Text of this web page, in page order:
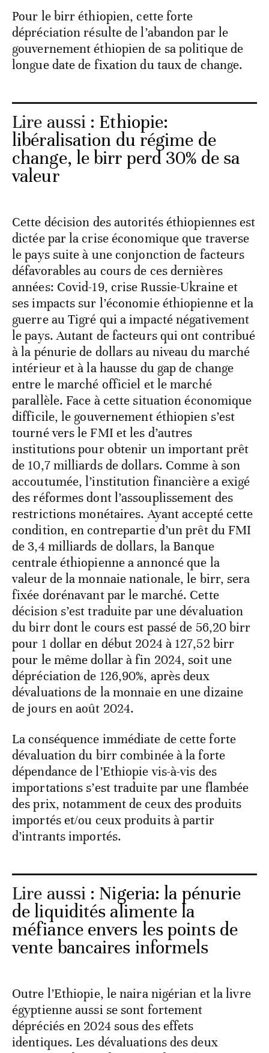
Pour le birr éthiopien, cette forte
dépréciation résulte de l’abandon par le
gouvernement éthiopien de sa politique de
longue date de fixation du taux de change.
Lire aussi : Ethiopie:
libéralisation du régime de
change, le birr perd 30% de sa
valeur
Cette décision des autorités éthiopiennes est
dictée par la crise économique que traverse
le pays suite à une conjonction de facteurs
défavorables au cours de ces dernières
années: Covid-19, crise Russie-Ukraine et
ses impacts sur l’économie éthiopienne et la
guerre au Tigré qui a impacté négativement
le pays. Autant de facteurs qui ont contribué
à la pénurie de dollars au niveau du marché
intérieur et à la hausse du gap de change
entre le marché officiel et le marché
parallèle. Face à cette situation économique
difficile, le gouvernement éthiopien s’est
tourné vers le FMI et les d’autres
institutions pour obtenir un important prêt
de 10,7 milliards de dollars. Comme à son
accoutumée, l’institution financière a exigé
des réformes dont l’assouplissement des
restrictions monétaires. Ayant accepté cette
condition, en contrepartie d’un prêt du FMI
de 3,4 milliards de dollars, la Banque
centrale éthiopienne a annoncé que la
valeur de la monnaie nationale, le birr, sera
fixée dorénavant par le marché. Cette
décision s’est traduite par une dévaluation
du birr dont le cours est passé de 56,20 birr
pour 1 dollar en début 2024 à 127,52 birr
pour le même dollar à fin 2024, soit une
dépréciation de 126,90%, après deux
dévaluations de la monnaie en une dizaine
de jours en août 2024.
La conséquence immédiate de cette forte
dévaluation du birr combinée à la forte
dépendance de l’Ethiopie vis-à-vis des
importations s’est traduite par une flambée
des prix, notamment de ceux des produits
importés et/ou ceux produits à partir
d’intrants importés.
Lire aussi : Nigeria: la pénurie
de liquidités alimente la
méfiance envers les points de
vente bancaires informels
Outre l’Ethiopie, le naira nigérian et la livre
égyptienne aussi se sont fortement
dépréciés en 2024 sous des effets
identiques. Les dévaluations des deux